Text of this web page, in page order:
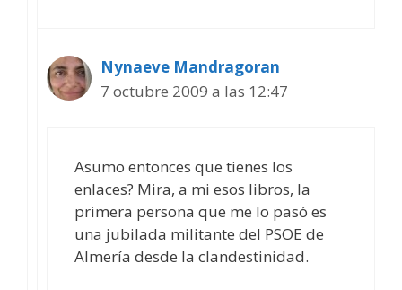
Nynaeve Mandragoran
7 octubre 2009 a las 12:47
Asumo entonces que tienes los
enlaces? Mira, a mi esos libros, la
primera persona que me lo pasó es
una jubilada militante del PSOE de
Almería desde la clandestinidad.